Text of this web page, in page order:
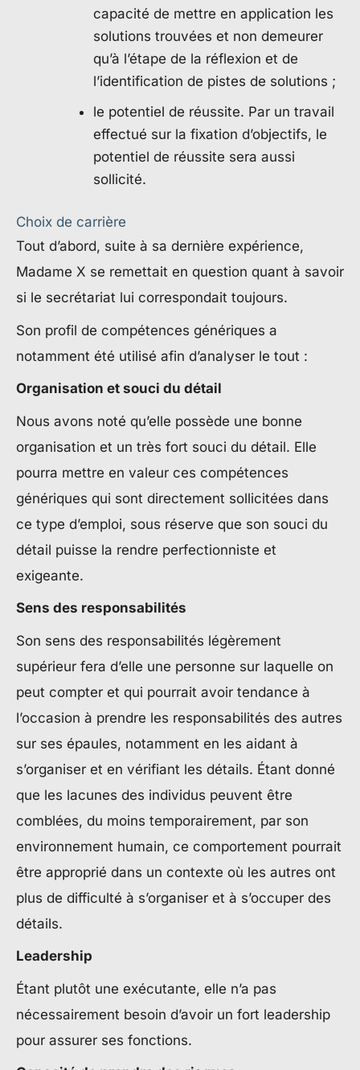
capacité de mettre en application les
solutions trouvées et non demeurer
qu’à l’étape de la réflexion et de
l’identification de pistes de solutions ;
le potentiel de réussite. Par un travail
effectué sur la fixation d’objectifs, le
potentiel de réussite sera aussi
sollicité.
Choix de carrière
Tout d’abord, suite à sa dernière expérience,
Madame X se remettait en question quant à savoir
si le secrétariat lui correspondait toujours.
Son profil de compétences génériques a
notamment été utilisé afin d’analyser le tout :
Organisation et souci du détail
Nous avons noté qu’elle possède une bonne
organisation et un très fort souci du détail. Elle
pourra mettre en valeur ces compétences
génériques qui sont directement sollicitées dans
ce type d’emploi, sous réserve que son souci du
détail puisse la rendre perfectionniste et
exigeante.
Sens des responsabilités
Son sens des responsabilités légèrement
supérieur fera d’elle une personne sur laquelle on
peut compter et qui pourrait avoir tendance à
l’occasion à prendre les responsabilités des autres
sur ses épaules, notamment en les aidant à
s’organiser et en vérifiant les détails. Étant donné
que les lacunes des individus peuvent être
comblées, du moins temporairement, par son
environnement humain, ce comportement pourrait
être approprié dans un contexte où les autres ont
plus de difficulté à s’organiser et à s’occuper des
détails.
Leadership
Étant plutôt une exécutante, elle n’a pas
nécessairement besoin d’avoir un fort leadership
pour assurer ses fonctions.